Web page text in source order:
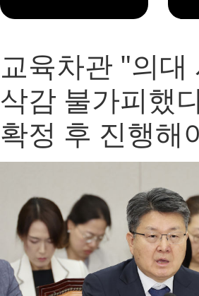
교육차관 "의대
삭감 불가피했
확정 후 진행해